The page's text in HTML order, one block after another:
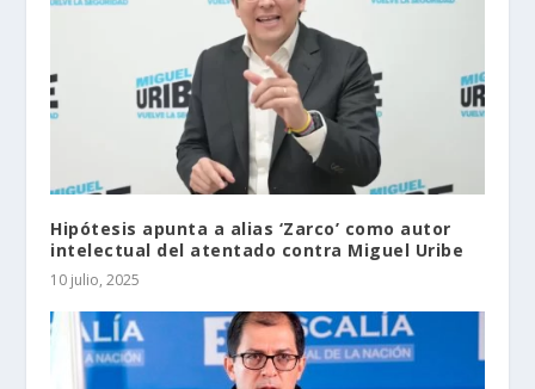
Hipótesis apunta a alias ‘Zarco’ como autor
intelectual del atentado contra Miguel Uribe
10 julio, 2025